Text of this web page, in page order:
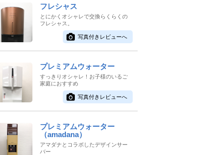
フレシャス
とにかくオシャレで交換らくらくの
フレシャス。
写真付きレビューへ
プレミアムウォーター
すっきりオシャレ！お子様のいるご
家庭におすすめ
写真付きレビューへ
プレミアムウォーター
（amadana）
アマダナとコラボしたデザインサー
バー